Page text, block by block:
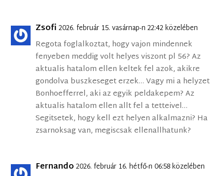
Zsofi 2026. február 15. vasárnap-n 22:42 közelében
Regota foglalkoztat, hogy vajon mindennek
fenyeben meddig volt helyes viszont pl 56? Az
aktualis hatalom ellen keltek fel azok, akikre
gondolva buszkeseget erzek… Vagy mi a helyzet
Bonhoefferrel, aki az egyik peldakepem? Az
aktualis hatalom ellen allt fel a tetteivel…
Segitsetek, hogy kell ezt helyen alkalmazni? Ha
zsarnoksag van, megiscsak ellenallhatunk?
Fernando 2026. február 16. hétfő-n 06:58 közelében